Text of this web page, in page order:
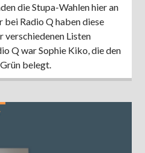
die Stupa-Wahlen hier an
Radio Q haben diese
verschiedenen Listen
Q war Sophie Kiko, die den
belegt.